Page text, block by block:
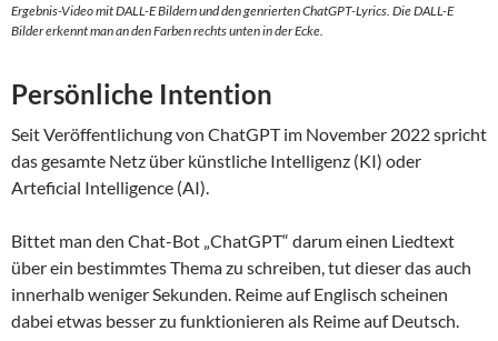
Ergebnis-Video mit DALL-E Bildern und den genrierten ChatGPT-Lyrics. Die DALL-E
Bilder erkennt man an den Farben rechts unten in der Ecke.
Persönliche Intention
Seit Veröffentlichung von ChatGPT im November 2022 spricht
das gesamte Netz über künstliche Intelligenz (KI) oder
Arteficial Intelligence (AI).
Bittet man den Chat-Bot „ChatGPT“ darum einen Liedtext
über ein bestimmtes Thema zu schreiben, tut dieser das auch
innerhalb weniger Sekunden. Reime auf Englisch scheinen
dabei etwas besser zu funktionieren als Reime auf Deutsch.